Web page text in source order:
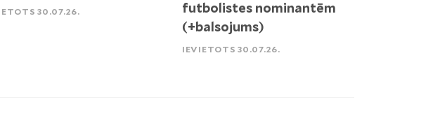
30.07.26.
futbolistes nominantēm
(+balsojums)
IEVIETOTS 30.07.26.